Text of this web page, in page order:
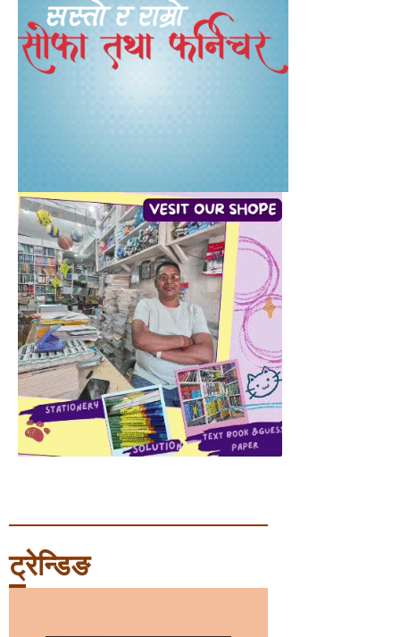
ट्रेन्डिङ